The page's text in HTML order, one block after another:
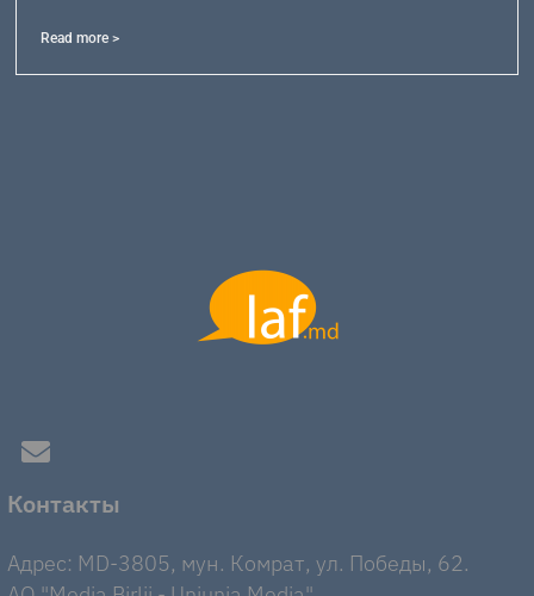
Read more >
Контакты
Адрес: MD-3805, мун. Комрат, ул. Победы, 62.